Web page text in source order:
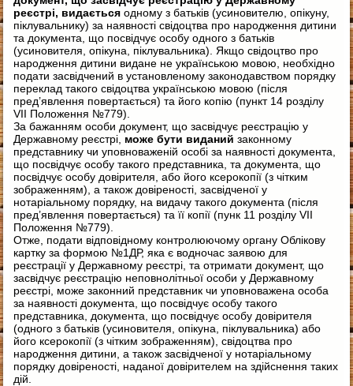
реєстрі, видається одному з батьків (усиновителю, опікуну,
піклувальнику) за наявності свідоцтва про народження дитини
та документа, що посвідчує особу одного з батьків
(усиновителя, опікуна, піклувальника). Якщо свідоцтво про
народження дитини видане не українською мовою, необхідно
подати засвідчений в установленому законодавством порядку
переклад такого свідоцтва українською мовою (після
пред’явлення повертається) та його копію (пункт 14 розділу
VII Положення №779).
За бажанням особи документ, що засвідчує реєстрацію у
Державному реєстрі, може бути виданий законному
представнику чи уповноваженій особі за наявності документа,
що посвідчує особу такого представника, та документа, що
посвідчує особу довірителя, або його ксерокопії (з чітким
зображенням), а також довіреності, засвідченої у
нотаріальному порядку, на видачу такого документа (після
пред’явлення повертається) та її копії (пунк 11 розділу VII
Положення №779).
Отже, подати відповідному контролюючому органу Облікову
картку за формою №1ДР, яка є водночас заявою для
реєстрації у Державному реєстрі, та отримати документ, що
засвідчує реєстрацію неповнолітньої особи у Державному
реєстрі, може законний представник чи уповноважена особа
за наявності документа, що посвідчує особу такого
представника, документа, що посвідчує особу довірителя
(одного з батьків (усиновителя, опікуна, піклувальника) або
його ксерокопії (з чітким зображенням), свідоцтва про
народження дитини, а також засвідченої у нотаріальному
порядку довіреності, наданої довірителем на здійснення таких
дій.